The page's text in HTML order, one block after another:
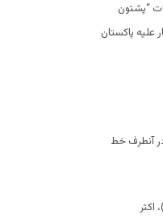
“پشتون
پاکستان
در آنطرف خط
اکثر